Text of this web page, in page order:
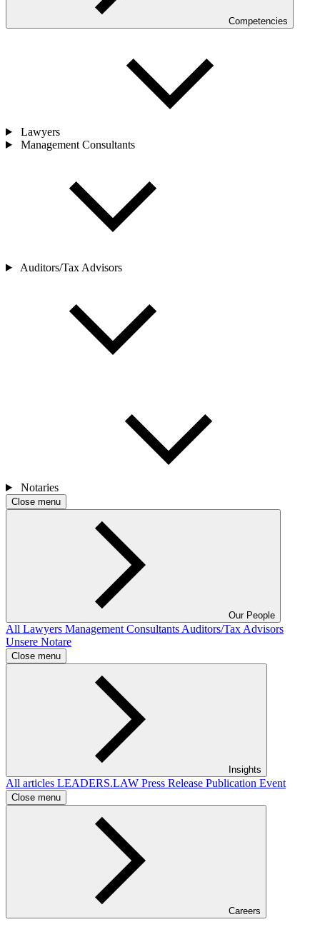
Competencies
Lawyers
Management Consultants
Auditors/Tax Advisors
Notaries
Close menu
Our People
All Lawyers Management Consultants Auditors/Tax Advisors
Unsere Notare
Close menu
Insights
All articles LEADERS.LAW Press Release Publication Event
Close menu
Careers